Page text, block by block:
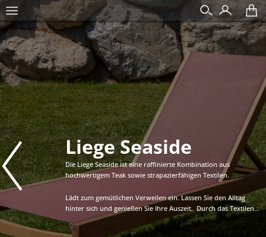
Liege Seaside
Die Liege Seaside ist eine raffinierte Kombination aus
hochwertigem Teak sowie strapazierfähigen Textilen.
Lädt zum gemütlichen Verweilen ein. Lassen Sie den Alltag
hinter sich und genießen Sie Ihre Auszeit. Durch das Textilen...